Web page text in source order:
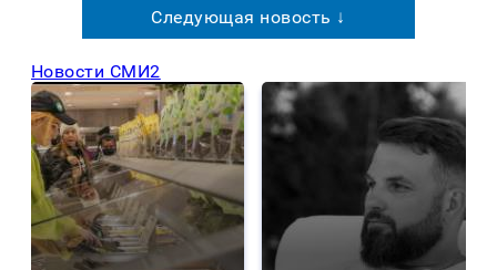
Следующая новость ↓
Новости СМИ2